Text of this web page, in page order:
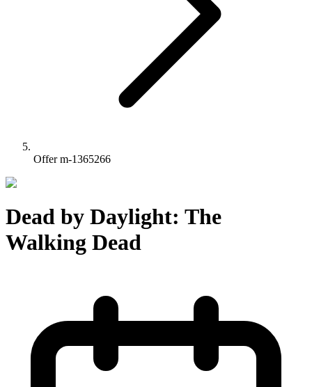
Offer m-1365266
Dead by Daylight: The
Walking Dead